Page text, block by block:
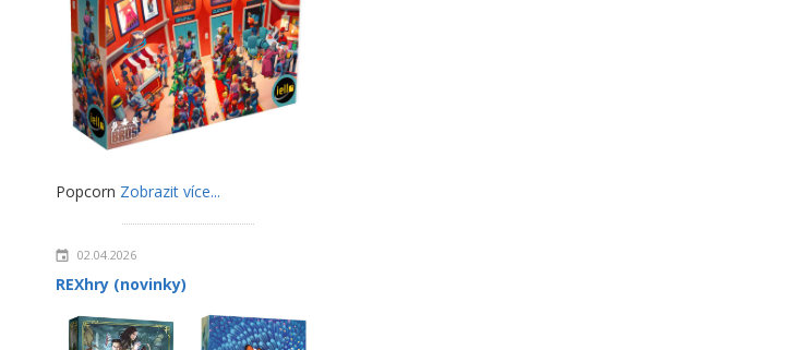
Popcorn Zobrazit více...
02.04.2026
REXhry (novinky)